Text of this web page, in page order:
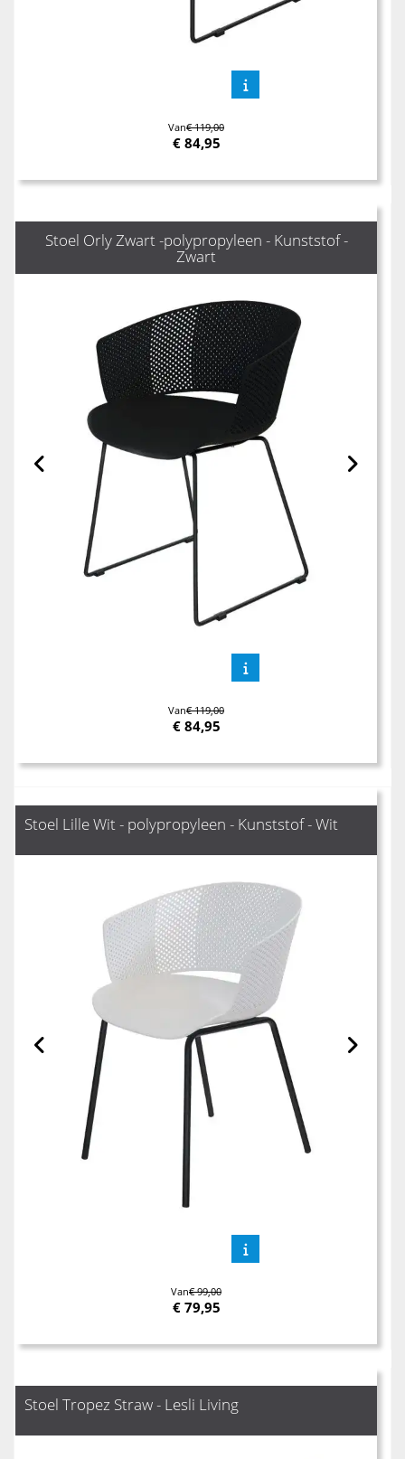
Van€ 119,00
€ 84,95
Stoel Orly Zwart -polypropyleen - Kunststof -
Zwart
Van€ 119,00
€ 84,95
Stoel Lille Wit - polypropyleen - Kunststof - Wit
Van€ 99,00
€ 79,95
Stoel Tropez Straw - Lesli Living